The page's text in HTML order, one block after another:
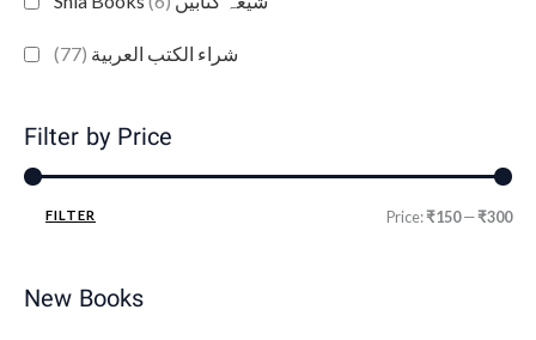
شراء الكتب العربية (77)
Filter by Price
FILTER Price:₹150—₹300
New Books